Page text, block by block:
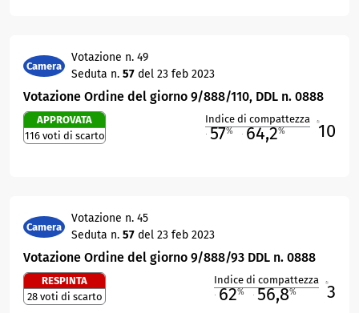
Camera
Votazione n. 49
Seduta n. 57 del 23 feb 2023
Votazione Ordine del giorno 9/888/110, DDL n. 0888
APPROVATA
116 voti di scarto
Indice di compattezza
57% 64,2% 10
Camera
Votazione n. 45
Seduta n. 57 del 23 feb 2023
Votazione Ordine del giorno 9/888/93 DDL n. 0888
RESPINTA
28 voti di scarto
Indice di compattezza
62% 56,8% 3